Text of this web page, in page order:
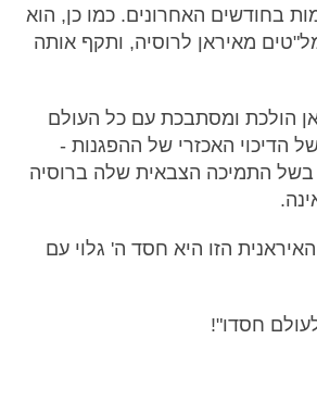
בחודשים האחרונים. כמו כן, הוא
מאיראן לרוסיה, ותקף אותה
הולכת ומסתבכת עם כל העולם
הדיכוי האכזרי של ההפגנות -
בשל התמיכה הצבאית שלה ברוסיה
הזו היא חסד ה' גלוי עם
חסדו"!